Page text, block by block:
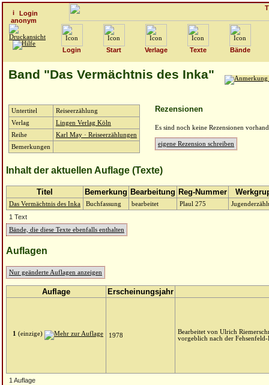
Login
anonym
Login Start Verlage Texte Bände
Band "Das Vermächtnis des Inka"
Untertitel
Reiseerzählung
Verlag
Lingen Verlag Köln
Reihe
Karl May · Reiseerzählungen
Bemerkungen
Rezensionen
Es sind noch keine Rezensionen
eigene Rezension schreiben
Inhalt der aktuellen Auflage (Texte)
Titel Bemerkung Bearbeitung Reg-Nummer
Das Vermächtnis des Inka Buchfassung bearbeitet Plaul 275
1 Text
Bände, die diese Texte ebenfalls enthalten
Auflagen
Nur geänderte Auflagen anzeigen
Auflage Erscheinungsjahr
1 (einzige) 1978
Bearbeitet von Ulrich
vorgeblich nach der
1 Auflage